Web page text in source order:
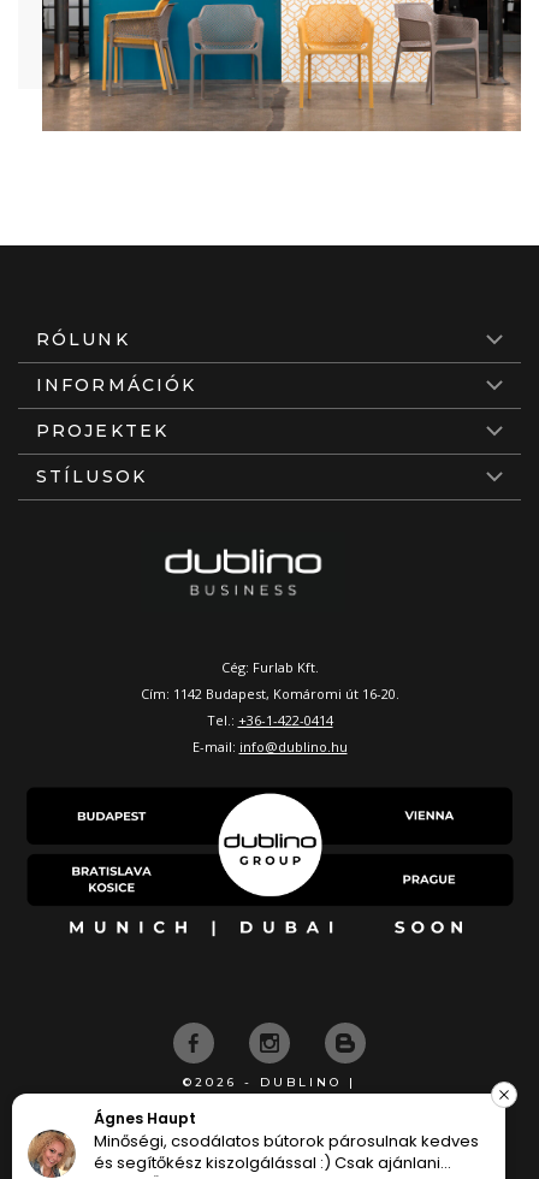
RÓLUNK
INFORMÁCIÓK
PROJEKTEK
STÍLUSOK
Cég: Furlab Kft.
Cím: 1142 Budapest, Komáromi út 16-20.
Tel.: +36-1-422-0414
E-mail: info@dublino.hu
©2026 - DUBLINO |
Ágnes Haupt
Minőségi, csodálatos bútorok párosulnak kedves
és segítőkész kiszolgálással :) Csak ajánlani